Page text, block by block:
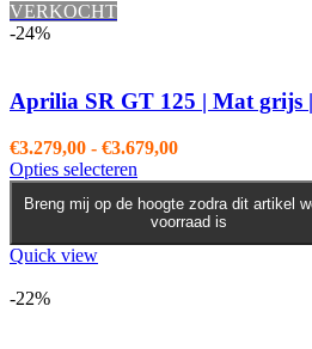
VERKOCHT
-24%
Aprilia SR GT 125 | Mat grijs
€3.279,00 - €3.679,00Prijsklasse:
tot
€3.679,00
Opties selecteren
product
heeft
meerdere
Breng mij op de hoogte zodra dit artikel
voorraad is
Quick view
-22%